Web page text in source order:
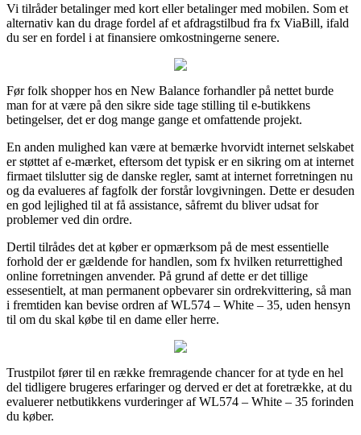
Vi tilråder betalinger med kort eller betalinger med mobilen. Som et
alternativ kan du drage fordel af et afdragstilbud fra fx ViaBill, ifald
du ser en fordel i at finansiere omkostningerne senere.
Før folk shopper hos en New Balance forhandler på nettet burde
man for at være på den sikre side tage stilling til e-butikkens
betingelser, det er dog mange gange et omfattende projekt.
En anden mulighed kan være at bemærke hvorvidt internet selskabet
er støttet af e-mærket, eftersom det typisk er en sikring om at internet
firmaet tilslutter sig de danske regler, samt at internet forretningen nu
og da evalueres af fagfolk der forstår lovgivningen. Dette er desuden
en god lejlighed til at få assistance, såfremt du bliver udsat for
problemer ved din ordre.
Dertil tilrådes det at køber er opmærksom på de mest essentielle
forhold der er gældende for handlen, som fx hvilken returrettighed
online forretningen anvender. På grund af dette er det tillige
essesentielt, at man permanent opbevarer sin ordrekvittering, så man
i fremtiden kan bevise ordren af WL574 – White – 35, uden hensyn
til om du skal købe til en dame eller herre.
Trustpilot fører til en række fremragende chancer for at tyde en hel
del tidligere brugeres erfaringer og derved er det at foretrække, at du
evaluerer netbutikkens vurderinger af WL574 – White – 35 forinden
du køber.